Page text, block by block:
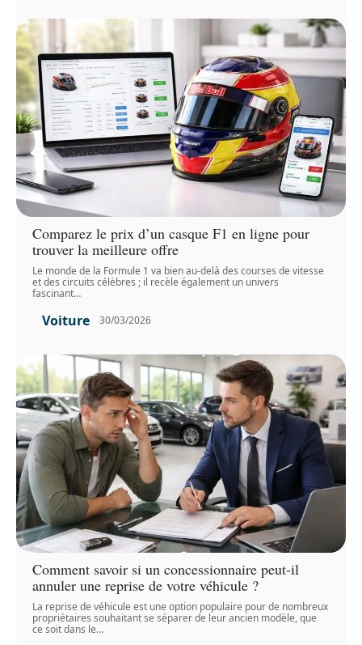
Comparez le prix d’un casque F1 en ligne pour
trouver la meilleure offre
Le monde de la Formule 1 va bien au-delà des courses de vitesse
et des circuits célèbres ; il recèle également un univers
fascinant…
Voiture 30/03/2026
Comment savoir si un concessionnaire peut-il
annuler une reprise de votre véhicule ?
La reprise de véhicule est une option populaire pour de nombreux
propriétaires souhaitant se séparer de leur ancien modèle, que
ce soit dans le…